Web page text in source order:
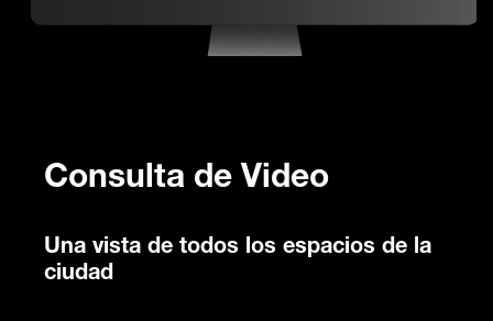
Consulta de Video
Una vista de todos los espacios de la
ciudad